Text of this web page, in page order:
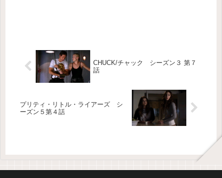
CHUCK/チャック シーズン３ 第７
話
プリティ・リトル・ライアーズ シ
ーズン５第４話